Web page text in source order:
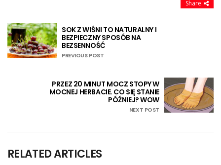
Share
SOK Z WIŚNI TO NATURALNY I
BEZPIECZNY SPOSÓB NA
BEZSENNOŚĆ
PREVIOUS POST
PRZEZ 20 MINUT MOCZ STOPY W
MOCNEJ HERBACIE. CO SIĘ STANIE
PÓŹNIEJ? WOW
NEXT POST
RELATED ARTICLES